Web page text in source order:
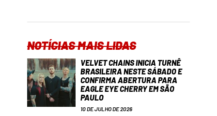
NOTÍCIAS MAIS LIDAS
VELVET CHAINS INICIA TURNÊ
BRASILEIRA NESTE SÁBADO E
CONFIRMA ABERTURA PARA
EAGLE EYE CHERRY EM SÃO
PAULO
10 DE JULHO DE 2026